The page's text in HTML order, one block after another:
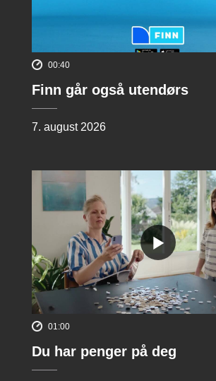
00:40
Finn går også utendørs
7. august 2026
01:00
Du har penger på deg